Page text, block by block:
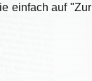
einfach auf